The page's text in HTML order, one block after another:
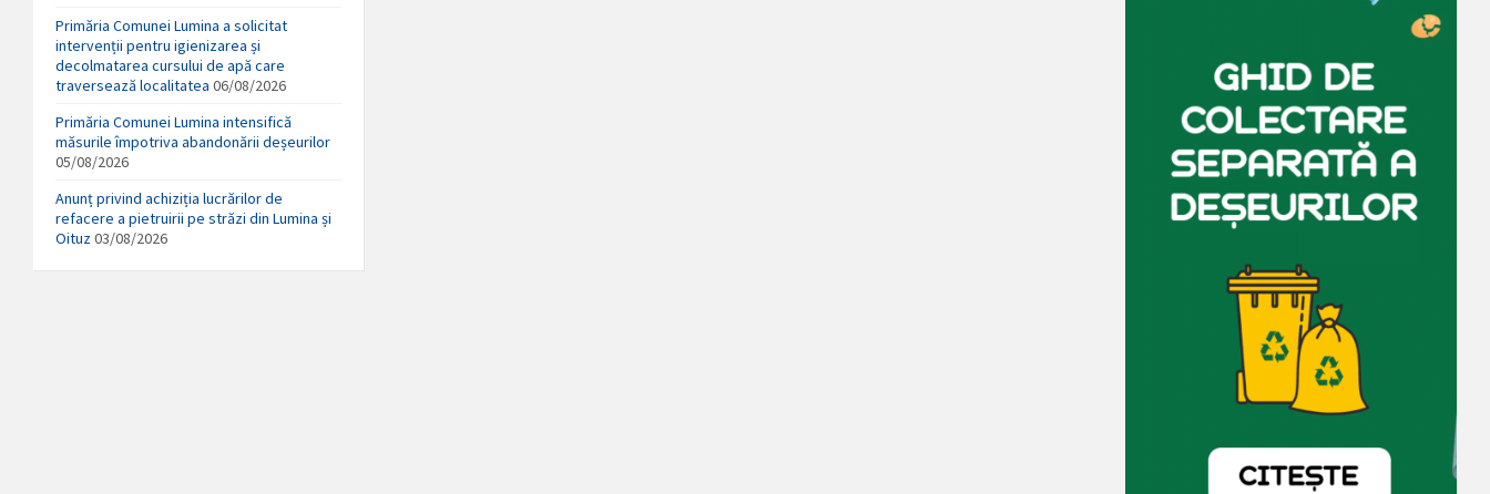
Primăria Comunei Lumina a solicitat
intervenții pentru igienizarea și
decolmatarea cursului de apă care
traversează localitatea 06/08/2026
Primăria Comunei Lumina intensifică
măsurile împotriva abandonării deșeurilor
05/08/2026
Anunț privind achiziția lucrărilor de
refacere a pietruirii pe străzi din Lumina și
Oituz 03/08/2026